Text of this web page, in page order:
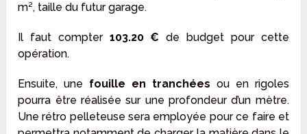
m², taille du futur garage.
Il faut compter 103.20 € de budget pour cette
opération.
Ensuite, une fouille en tranchées ou en rigoles
pourra être réalisée sur une profondeur d’un mètre.
Une rétro pelleteuse sera employée pour ce faire et